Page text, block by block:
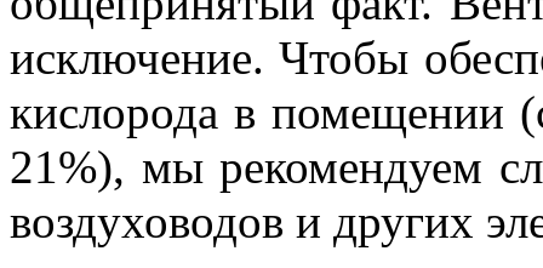
исключение. Чтобы
кислорода в помещении
21%), мы рекомендуем
воздуховодов и других